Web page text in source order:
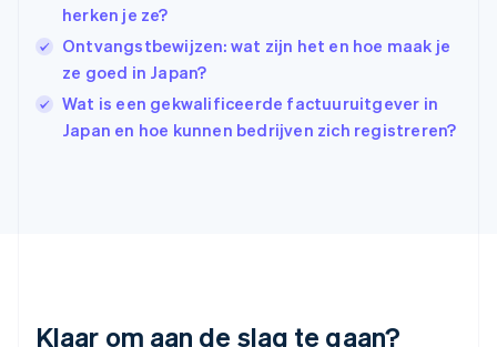
herken je ze?
Ontvangstbewijzen: wat zijn het en hoe maak je
ze goed in Japan?
Wat is een gekwalificeerde factuuruitgever in
Japan en hoe kunnen bedrijven zich registreren?
Klaar om aan de slag te gaan?
English
Italië
ItalianoEnglish
日本語English
Kroatië
FrançaisDeutschEnglish